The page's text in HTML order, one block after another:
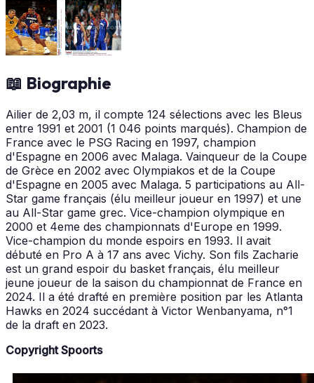
📖 Biographie
Ailier de 2,03 m, il compte 124 sélections avec les Bleus
entre 1991 et 2001 (1 046 points marqués). Champion de
France avec le PSG Racing en 1997, champion
d'Espagne en 2006 avec Malaga. Vainqueur de la Coupe
de Grèce en 2002 avec Olympiakos et de la Coupe
d'Espagne en 2005 avec Malaga. 5 participations au All-
Star game français (élu meilleur joueur en 1997) et une
au All-Star game grec. Vice-champion olympique en
2000 et 4eme des championnats d'Europe en 1999.
Vice-champion du monde espoirs en 1993. Il avait
débuté en Pro A à 17 ans avec Vichy. Son fils Zacharie
est un grand espoir du basket français, élu meilleur
jeune joueur de la saison du championnat de France en
2024. Il a été drafté en première position par les Atlanta
Hawks en 2024 succédant à Victor Wenbanyama, n°1
de la draft en 2023.
Copyright Spoorts